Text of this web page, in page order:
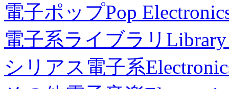
電子ポップPop
電子系ライブラリ
シリアス電子系